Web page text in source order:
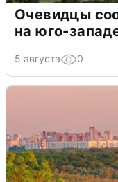
Очевидцы
на юго-
5 августа 0